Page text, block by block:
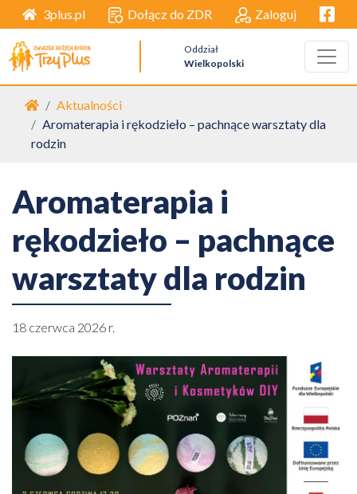
3plus.pl Dołącz do ZDR Zaloguj
Oddział
Wielkopolski
Strona główna
Aktualności
Aromaterapia i rękodzieło – pachnące warsztaty dla
rodzin
Aromaterapia i
rękodzieło – pachnące
warsztaty dla rodzin
18 czerwca 2026 r.